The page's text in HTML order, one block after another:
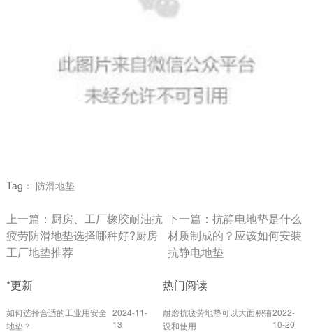
Tag： 防滑地垫
上一篇： 厨房、工厂橡胶耐油抗
疲劳防滑地垫选择哪种好?厨房
工厂地垫推荐
下一篇： 抗静电地垫是什么
材质制成的？应该如何安装
抗静电地垫
*更新
如何选择合适的工业用安全
地垫？
2024-11-
13
热门阅读
耐磨抗疲劳地垫可以大面积铺
设和使用
2022-
10-20